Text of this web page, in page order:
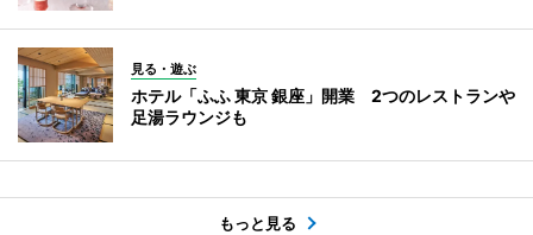
見る・遊ぶ
ホテル「ふふ 東京 銀座」開業 2つのレストランや
足湯ラウンジも
もっと見る